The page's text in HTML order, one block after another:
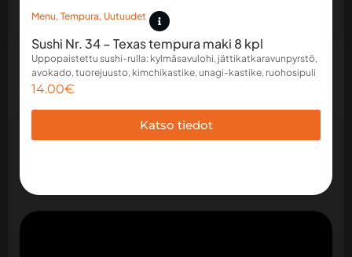
Menu, Tempura, Uutuudet
Sushi Nr. 34 – Texas tempura maki 8 kpl
Uppopaistettu sushi-rulla: kylmäsavulohi, jättikatkaravunpyrstö,
avokado, tuorejuusto, kimchikastike, unagi-kastike, ruohosipuli
14.00€
Katso tiedot